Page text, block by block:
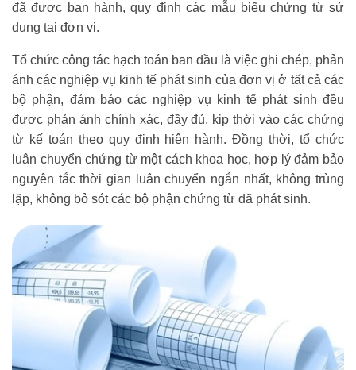
đã được ban hành, quy định các mẫu biểu chứng từ sử
dụng tại đơn vị.
Tổ chức công tác hạch toán ban đầu là việc ghi chép, phản
ánh các nghiệp vụ kinh tế phát sinh của đơn vị ở tất cả các
bộ phận, đảm bảo các nghiệp vụ kinh tế phát sinh đều
được phản ánh chính xác, đầy đủ, kịp thời vào các chứng
từ kế toán theo quy định hiện hành. Đồng thời, tổ chức
luân chuyển chứng từ một cách khoa học, hợp lý đảm bảo
nguyên tắc thời gian luân chuyển ngắn nhất, không trùng
lặp, không bỏ sót các bộ phận chứng từ đã phát sinh.